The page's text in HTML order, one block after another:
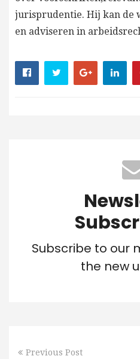
jurisprudentie. Hij kan de
en adviseren in
Subscribe to our
the new
Previous Post